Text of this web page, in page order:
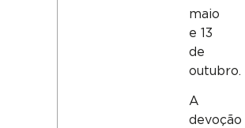
maio
e 13
de
outubro.
A
devoção